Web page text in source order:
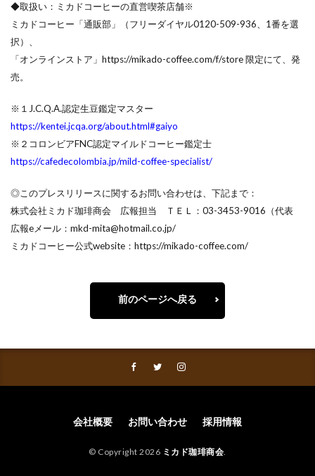
◆取扱い：ミカドコーヒーの直営喫茶店舗※
ミカドコーヒー「通販部」（フリーダイヤル0120-509-936、1番を選
択）、
「オンラインストア」https://mikado-coffee.com/f/store 限定にて、発
売。
※１J.C.Q.A.認定生豆鑑定マスター
https://kentei.jcqa.org/about.html#gaiyo
※２コロンビアFNC認定マイルドコーヒー鑑定士
https://cafedecolombia.jp/mild-coffee-specialist/
◎このプレスリリースに関するお問い合わせは、下記まで：
株式会社ミカド珈琲商会 広報担当 ＴＥＬ：03-3453-9016（代表
広報eメール：mkd-mita@hotmail.co.jp/
ミカドコーヒー公式website：https://mikado-coffee.com/
前のページへ戻る
会社概要 お問い合わせ 採用情報
© Copyright 2026 ミカド珈琲商会.